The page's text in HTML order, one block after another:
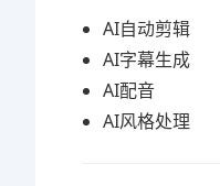
AI自动剪辑
AI字幕生成
AI配音
AI风格处理